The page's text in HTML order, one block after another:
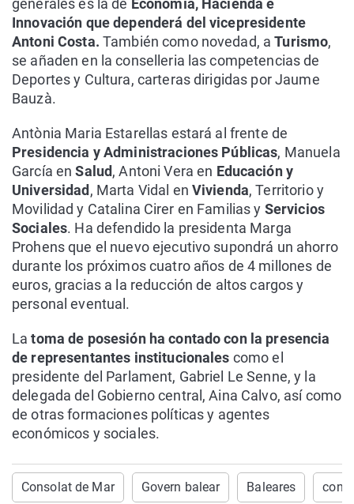
generales es la de Economía, Hacienda e
Innovación que dependerá del vicepresidente
Antoni Costa. También como novedad, aTurismo,
se añaden en la conselleria las competencias de
Deportes y Cultura, carteras dirigidas por Jaume
Bauzà.
Antònia Maria Estarellas estará al frente de
Presidencia y Administraciones Públicas, Manuela
García enSalud, Antoni Vera en Educación y
Universidad , Marta Vidal en Vivienda, Territorio y
Movilidad y Catalina Cirer en Familias y Servicios
Sociales. Ha defendido la presidenta Marga
Prohens que el nuevo ejecutivo supondrá un ahorro
durante los próximos cuatro años de 4 millones de
euros, gracias a la reducción de altos cargos y
personal eventual.
Latoma de posesión ha contado con la presencia
de representantes institucionales como el
presidente del Parlament, Gabriel Le Senne, y la
delegada del Gobierno central, Aina Calvo, así como
de otras formaciones políticas y agentes
económicos y sociales.
Consolat de Mar Govern balear Baleares